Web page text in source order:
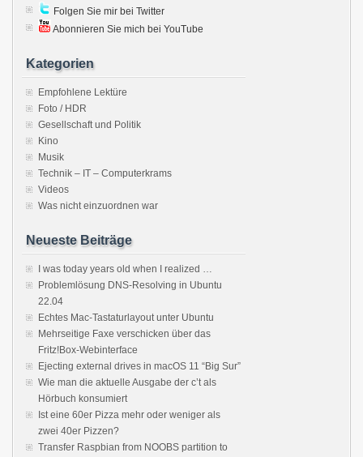
Folgen Sie mir bei Twitter
Abonnieren Sie mich bei YouTube
Kategorien
Empfohlene Lektüre
Foto / HDR
Gesellschaft und Politik
Kino
Musik
Technik – IT – Computerkrams
Videos
Was nicht einzuordnen war
Neueste Beiträge
I was today years old when I realized …
Problemlösung DNS-Resolving in Ubuntu
22.04
Echtes Mac-Tastaturlayout unter Ubuntu
Mehrseitige Faxe verschicken über das
Fritz!Box-Webinterface
Ejecting external drives in macOS 11 “Big Sur”
Wie man die aktuelle Ausgabe der c’t als
Hörbuch konsumiert
Ist eine 60er Pizza mehr oder weniger als
zwei 40er Pizzen?
Transfer Raspbian from NOOBS partition to